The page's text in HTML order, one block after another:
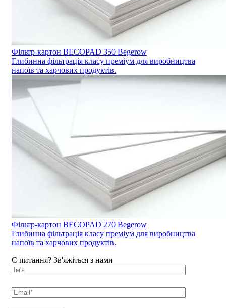
Фільтр-картон BECOPAD 350 Begerow
Глибинна фільтрація класу преміум для виробництва
напоїв та харчових продуктів.
Фільтр-картон BECOPAD 270 Begerow
Глибинна фільтрація класу преміум для виробництва
напоїв та харчових продуктів.
Є питання? Зв'яжіться з нами